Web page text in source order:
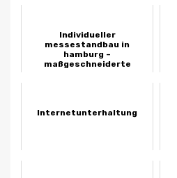
Individueller
messestandbau in
hamburg –
maßgeschneiderte
Internetunterhaltung